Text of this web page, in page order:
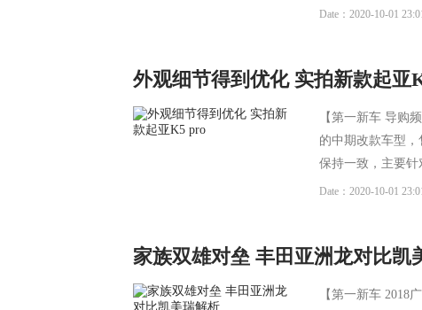
Date：2020-10-01
外观细节得到优化 实拍新款起亚
【第一新车 导购
的中期改款车型
保持一致，主要
Date：2020-10-01
家族双雄对垒 丰田亚洲龙对比凯
【第一新车 2018